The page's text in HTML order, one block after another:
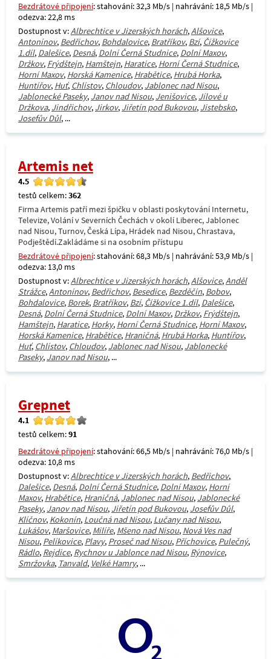
Bezdrátové připojení: stahování: 32,3 Mb/s | nahrávání: 18,5 Mb/s |
odezva: 22,8 ms
Dostupnost v:Albrechtice v Jizerských horách,Alšovice,
Antonínov, Bedřichov, Bohdalovice, Bratříkov, Bzí, Čížkovice
1.díl, Dalešice, Desná, Dolní Černá Studnice, Dolní Maxov,
Držkov, Frýdštejn, Hamštejn, Haratice, Horní Černá Studnice,
Horní Maxov, Horská Kamenice, Hrabětice, Hrubá Horka,
Huntířov, Huť, Chlístov, Chloudov, Jablonec nad Nisou,
Jablonecké Paseky, Janov nad Nisou, Jenišovice, Jílové u
Držkova, Jindřichov, Jirkov, Jiřetín pod Bukovou, Jistebsko,
Josefův Důl, ...
Artemis net
4.5
testů celkem:362
Firma Artemis patří mezi špičku v oblasti poskytování Internetu,
Televize, Volání v Severních Čechách v okolí Liberec, Jablonec
nad Nisou, Turnov, Česká Lípa, Hrádek nad Nisou, Chrastava,
Podještědí.Zakládáme si na osobním přístupu
Bezdrátové připojení: stahování: 68,3 Mb/s | nahrávání: 53,9 Mb/s |
odezva: 13,0 ms
Dostupnost v:Albrechtice v Jizerských horách,Alšovice,Anděl
Strážce,Antonínov, Bedřichov, Besedice, Bezděčín, Bobov,
Bohdalovice, Borek, Bratříkov, Bzí, Čížkovice 1.díl, Dalešice,
Desná, Dolní Černá Studnice, Dolní Maxov, Držkov, Frýdštejn,
Hamštejn, Haratice, Horky, Horní Černá Studnice, Horní Maxov,
Horská Kamenice, Hrabětice, Hraničná, Hrubá Horka, Huntířov,
Huť, Chlístov, Chloudov, Jablonec nad Nisou, Jablonecké
Paseky, Janov nad Nisou, ...
Grepnet
4.1
testů celkem:91
Bezdrátové připojení: stahování: 66,5 Mb/s | nahrávání: 76,0 Mb/s |
odezva: 10,8 ms
Dostupnost v:Albrechtice v Jizerských horách, Bedřichov,
Dalešice, Desná, Dolní Černá Studnice, Dolní Maxov, Horní
Maxov, Hrabětice, Hraničná, Jablonec nad Nisou, Jablonecké
Paseky, Janov nad Nisou, Jiřetín pod Bukovou, Josefův Důl,
Klíčnov, Kokonín, Loučná nad Nisou, Lučany nad Nisou,
Lukášov, Maršovice, Milíře, Mšeno nad Nisou, Nová Ves nad
Nisou, Pelíkovice, Plavy, Proseč nad Nisou, Příchovice, Pulečný,
Rádlo, Rejdice, Rychnov u Jablonce nad Nisou, Rýnovice,
Smržovka, Tanvald, Velké Hamry, ...